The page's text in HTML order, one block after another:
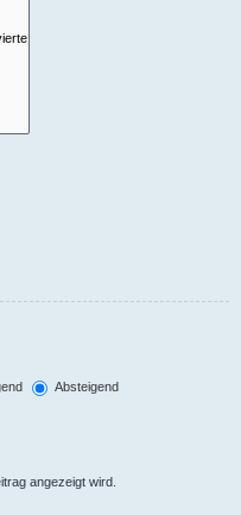
Absteigend
angezeigt wird.